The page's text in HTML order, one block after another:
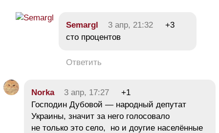
Semargl 3 апр, 21:32
+3
сто процентов
Ответить
Norka 3 апр, 17:27
+1
Господин Дубовой — народный депутат
Украины, значит за него голосовало
не только это село, но и доугие населённые